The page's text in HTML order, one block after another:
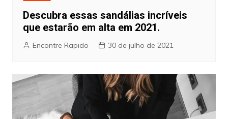
Descubra essas sandálias incríveis
que estarão em alta em 2021.
Encontre Rapido 30 de julho de 2021